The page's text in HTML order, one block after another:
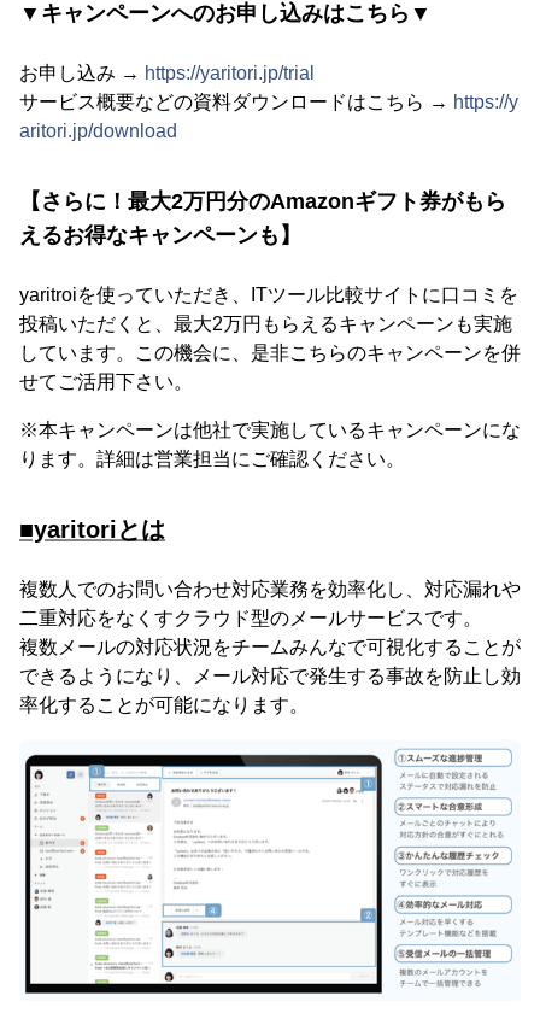
▼キャンペーンへのお申し込みはこちら▼
お申し込み → https://yaritori.jp/trial
サービス概要などの資料ダウンロードはこちら → https://y
aritori.jp/download
【さらに！最大2万円分のAmazonギフト券がもら
えるお得なキャンペーンも】
yaritroiを使っていただき、ITツール比較サイトに口コミを
投稿いただくと、最大2万円もらえるキャンペーンも実施
しています。この機会に、是非こちらのキャンペーンを併
せてご活用下さい。
※本キャンペーンは他社で実施しているキャンペーンにな
ります。詳細は営業担当にご確認ください。
■yaritoriとは
複数人でのお問い合わせ対応業務を効率化し、対応漏れや
二重対応をなくすクラウド型のメールサービスです。
複数メールの対応状況をチームみんなで可視化することが
できるようになり、メール対応で発生する事故を防止し効
率化することが可能になります。